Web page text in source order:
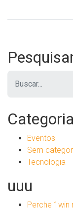
Eventos
Sem
Tecnologia
uuu
Perche 1win